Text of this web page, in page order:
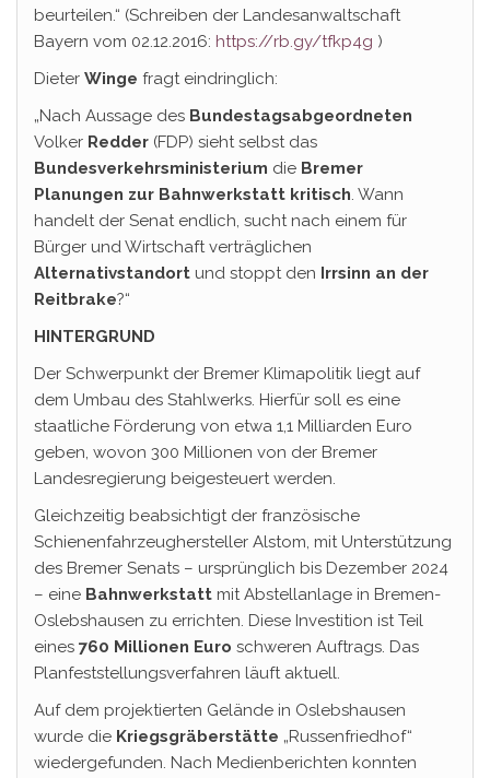
beurteilen.“ (Schreiben der Landesanwaltschaft
Bayern vom 02.12.2016: https://rb.gy/tfkp4g )
Dieter Winge fragt eindringlich:
„Nach Aussage des Bundestagsabgeordneten
Volker Redder (FDP) sieht selbst das
Bundesverkehrsministerium die Bremer
Planungen zur Bahnwerkstatt kritisch. Wann
handelt der Senat endlich, sucht nach einem für
Bürger und Wirtschaft verträglichen
Alternativstandort und stoppt den Irrsinn an der
Reitbrake?“
HINTERGRUND
Der Schwerpunkt der Bremer Klimapolitik liegt auf
dem Umbau des Stahlwerks. Hierfür soll es eine
staatliche Förderung von etwa 1,1 Milliarden Euro
geben, wovon 300 Millionen von der Bremer
Landesregierung beigesteuert werden.
Gleichzeitig beabsichtigt der französische
Schienenfahrzeughersteller Alstom, mit Unterstützung
des Bremer Senats – ursprünglich bis Dezember 2024
– eine Bahnwerkstatt mit Abstellanlage in Bremen-
Oslebshausen zu errichten. Diese Investition ist Teil
eines 760 Millionen Euro schweren Auftrags. Das
Planfeststellungsverfahren läuft aktuell.
Auf dem projektierten Gelände in Oslebshausen
wurde die Kriegsgräberstätte „Russenfriedhof“
wiedergefunden. Nach Medienberichten konnten